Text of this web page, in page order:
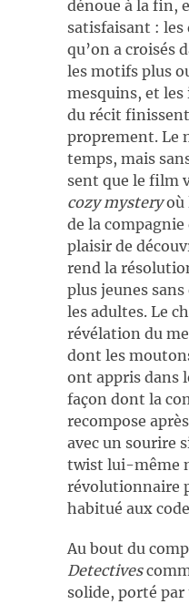
dénoue à la fin,
satisfaisant :
qu’on a croisés
les motifs plus
mesquins, et les
du récit
proprement. Le
temps, mais
sent que le film
cozy mysteryoù
de la
plaisir de
rend la
plus jeunes
les adultes. Le
révélation du
dont les
ont appris dans
façon dont la
recompose
avec un sourire
twist lui-même
révolutionnaire
habitué aux
Au bout du
Detectives
solide, porté